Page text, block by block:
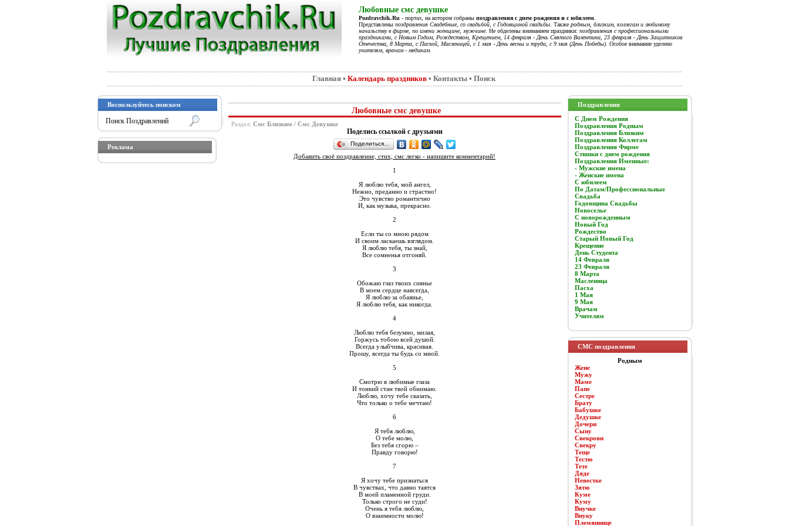
Любовные смс девушке
Pozdravchik.Ru - портал, на котором собраны поздравления с днем рождения и с юбилеем
Представлены поздравления Свадебные, со свадьбой, с Годовщиной свадьбы . Также родным, близким, коллегам и любимому
начальству в фирме, по имени женщине, мужчине. Не обделены вниманием праздники: поздравления с профессиональными
праздниками, с Новым Годом, Рождеством, Крещением, 14 февраля - День Святого Валентина, 23 февраля - День Защитников
Отечества, 8 Марта, с Пасхой, Масленицей, с 1 мая - День весны и труда, с 9 мая (День Победы). Особое внимание уделено
учителям, врачам - медикам
Главная • Календарь праздников • Контакты • Поиск
Воспользуйтесь поиском
Реклама
Любовные смс девушке
Раздел: Смс Близким / Смс Девушке
Поделись ссылкой с друзьями
Поделиться…
Добавить своё поздравление, стих, смс легко - напишите комментарий!
1
Я люблю тебя, мой ангел,
Нежно, преданно и страстно!
Это чувство романтично
И, как музыка, прекрасно.
2
Если ты со мною рядом
И своим ласкаешь взглядом.
Я люблю тебя, ты знай,
Все сомненья отгоняй.
3
Обожаю глаз твоих сиянье
В моем сердце навсегда,
Я люблю за обаянье,
Я люблю тебя, как никогда.
4
Люблю тебя безумно, милая,
Горжусь тобою всей душой.
Всегда улыбчива, красивая.
Прошу, всегда ты будь со мной.
5
Смотрю в любимые глаза
И тонкий стан твой обнимаю.
Люблю, хочу тебе сказать,
Что только о тебе мечтаю!
6
Я тебя люблю,
О тебе молю,
Без тебя сгорю –
Правду говорю!
7
Я хочу тебе признаться
В чувствах, что давно таятся
В моей пламенной груди.
Только строго не суди!
Очень я тебя люблю,
О взаимности молю!
Поздравления
C Днем Рождения
Поздравления Родным
Поздравления Близким
Поздравления Коллегам
Поздравления Фирме
Стишки с днем рождения
Поздравления Именные:
- Мужские имена
- Женские имена
С юбилеем
По Датам/Профессиональные
Свадьба
Годовщина Свадьбы
Новоселье
С новорожденным
Новый Год
Рождество
Старый Новый Год
Крещение
День Студента
14 Февраля
23 Февраля
8 Марта
Масленица
Пасха
1 Мая
9 Мая
Врачам
Учителям
СМС поздравления
Родным
Жене
Мужу
Маме
Папе
Сестре
Брату
Бабушке
Дедушке
Дочери
Сыну
Свекрови
Свекру
Теще
Тестю
Тете
Дяде
Невестке
Зятю
Куме
Куму
Внучке
Внуку
Племяннице